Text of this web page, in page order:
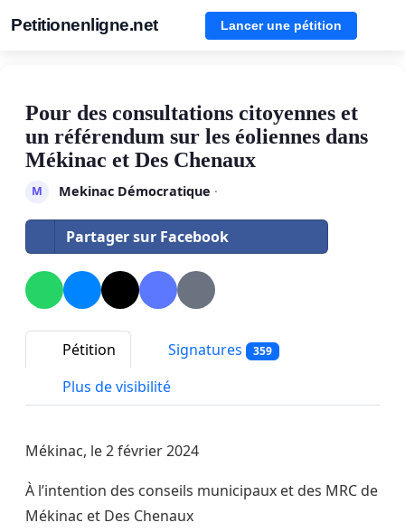
Petitionenligne.net Lancer une pétition
Pour des consultations citoyennes et
un référendum sur les éoliennes dans
Mékinac et Des Chenaux
M Mekinac Démocratique ·
Partager sur Facebook
Pétition Signatures 359
Plus de visibilité
Mékinac, le 2 février 2024
À l’intention des conseils municipaux et des MRC de
Mékinac et Des Chenaux